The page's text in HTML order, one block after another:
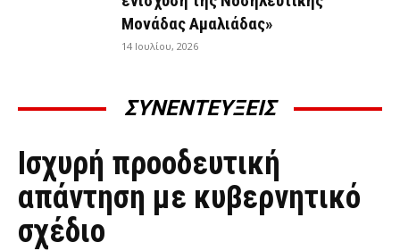
Μονάδας Αμαλιάδας»
14 Ιουλίου, 2026
ΣΥΝΕΝΤΕΥΞΕΙΣ
ΣΥΝΕΝΤΕΎΞΕΙΣ
Ισχυρή προοδευτική
απάντηση με κυβερνητικό
σχέδιο